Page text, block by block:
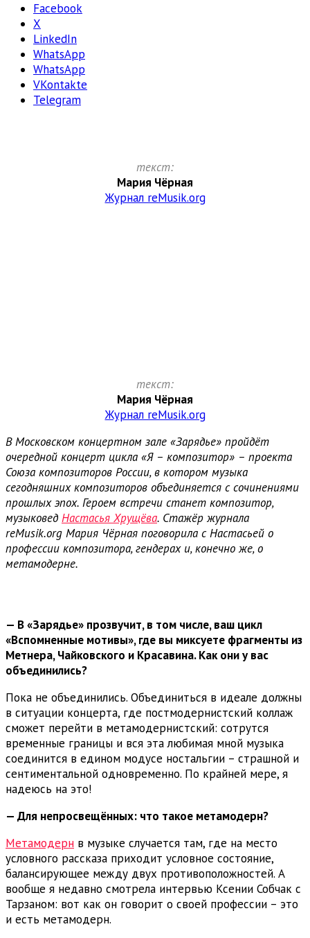
Facebook
X
LinkedIn
WhatsApp
WhatsApp
VKontakte
Telegram
текст:
Мария Чёрная
Журнал reMusik.org
текст:
Мария Чёрная
Журнал reMusik.org
В Московском концертном зале «Зарядье» пройдёт
очередной концерт цикла «Я – композитор» – проекта
Союза композиторов России, в котором музыка
сегодняшних композиторов объединяется с сочинениями
прошлых эпох. Героем встречи станет композитор,
музыковед Настасья Хрущёва. Стажёр журнала
reMusik.org Мария Чёрная поговорила с Настасьей о
профессии композитора, гендерах и, конечно же, о
метамодерне.
— В «Зарядье» прозвучит, в том числе, ваш цикл
«Вспомненные мотивы», где вы миксуете фрагменты из
Метнера, Чайковского и Красавина. Как они у вас
объединились?
Пока не объединились. Объединиться в идеале должны
в ситуации концерта, где постмодернистский коллаж
сможет перейти в метамодернистский: сотрутся
временные границы и вся эта любимая мной музыка
соединится в едином модусе ностальгии – страшной и
сентиментальной одновременно. По крайней мере, я
надеюсь на это!
— Для непросвещённых: что такое метамодерн?
Метамодерн в музыке случается там, где на место
условного рассказа приходит условное состояние,
балансирующее между двух противоположностей. А
вообще я недавно смотрела интервью Ксении Собчак с
Тарзаном: вот как он говорит о своей профессии – это
и есть метамодерн.